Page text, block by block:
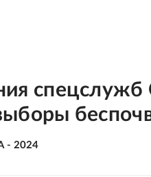
- 2024